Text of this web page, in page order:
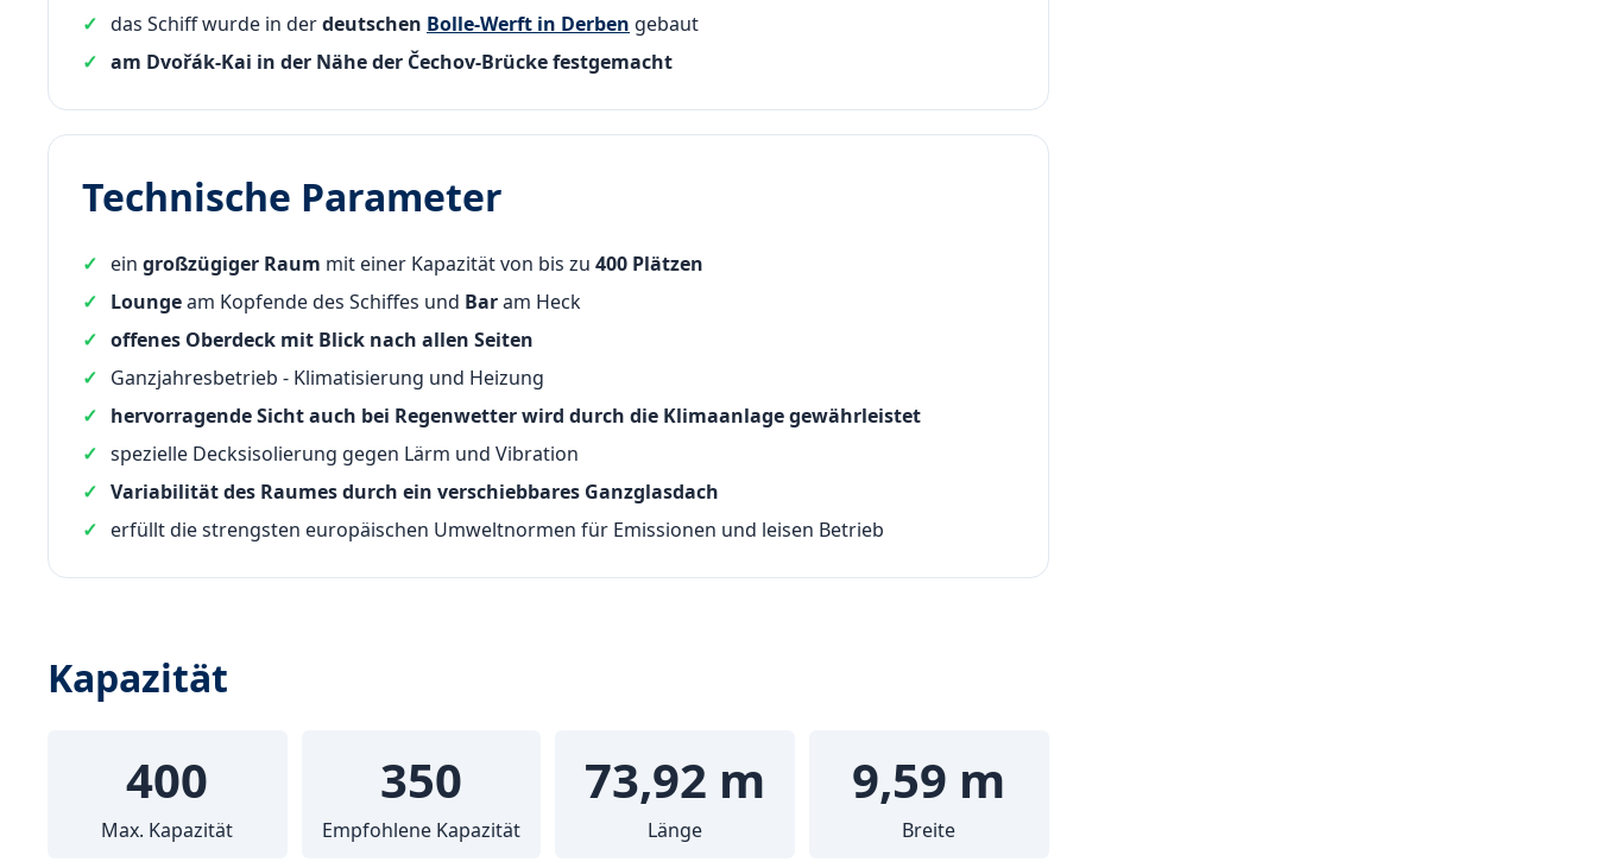
das Schiff wurde in derdeutschen Bolle-Werft in Derben gebaut
am Dvořák-Kai in der Nähe der Čechov-Brücke festgemacht
Technische Parameter
ein großzügiger Raum mit einer Kapazität von bis zu 400 Plätzen
Loungeam Kopfende des Schiffes und Baram Heck
offenes Oberdeck mit Blick nach allen Seiten
Ganzjahresbetrieb - Klimatisierung und Heizung
hervorragende Sicht auch bei Regenwetter wird durch die Klimaanlage gewährleistet
spezielle Decksisolierung gegen Lärm und Vibration
Variabilität des Raumes durch ein verschiebbares Ganzglasdach
erfüllt die strengsten europäischen Umweltnormen für Emissionen und leisen Betrieb
Kapazität
400
Max. Kapazität
350
Empfohlene Kapazität
73,92 m
Länge
9,59 m
Breite